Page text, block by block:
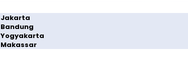
Jakarta
Bandung
Yogyakarta
Makassar